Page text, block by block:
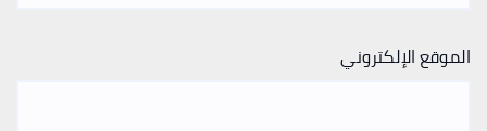
الموقع الإلكتروني